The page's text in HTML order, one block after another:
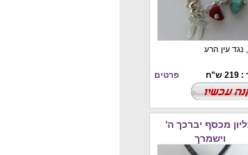
נגד עין הרע
פרטים
מכסף יברכך ה'
וישמרך